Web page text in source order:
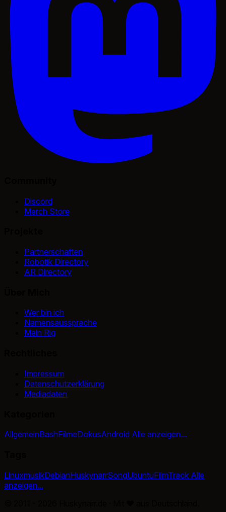
Discord
Merch Store
Partnerschaften
Robotik Directory
AR Directory
Wer bin ich
Namensaussprache
Mein Rig
Impressum
Datenschutzerklärung
Mediadaten
AllgemeinBashFilmeDokusAndroid Alle anzeigen...
LinuxmusikDebianHuskynarrSongUbuntuFilmTrack Alle
anzeigen...